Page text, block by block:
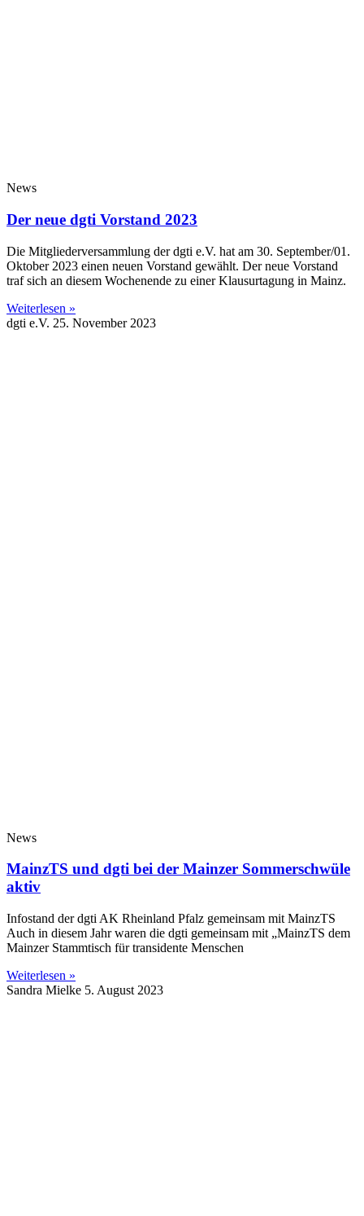
News
Der neue dgti Vorstand 2023
Die Mitgliederversammlung der dgti e.V. hat am 30. September/01.
Oktober 2023 einen neuen Vorstand gewählt. Der neue Vorstand
traf sich an diesem Wochenende zu einer Klausurtagung in Mainz.
Weiterlesen »
dgti e.V. 25. November 2023
News
MainzTS und dgti bei der Mainzer Sommerschwüle
aktiv
Infostand der dgti AK Rheinland Pfalz gemeinsam mit MainzTS
Auch in diesem Jahr waren die dgti gemeinsam mit „MainzTS dem
Mainzer Stammtisch für transidente Menschen
Weiterlesen »
Sandra Mielke 5. August 2023